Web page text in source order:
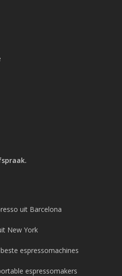
uit Barcelona
New York
espressomachines
espressomakers